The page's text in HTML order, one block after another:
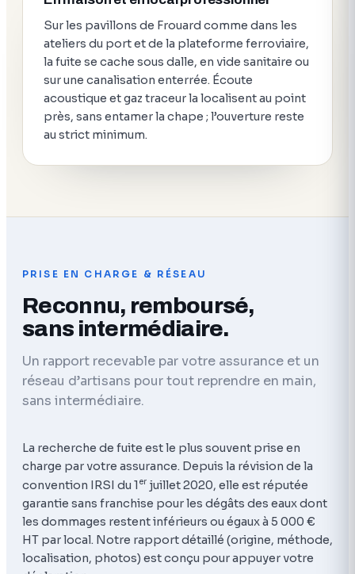
Sur les pavillons de Frouard comme dans les
ateliers du port et de la plateforme ferroviaire,
la fuite se cache sous dalle, en vide sanitaire ou
sur une canalisation enterrée. Écoute
acoustique et gaz traceur la localisent au point
près, sans entamer la chape ; l’ouverture reste
au strict minimum.
PRISE EN CHARGE & RÉSEAU
Reconnu, remboursé,
sans intermédiaire.
Un rapport recevable par votre assurance et un
réseau d’artisans pour tout reprendre en main,
sans intermédiaire.
La recherche de fuite est le plus souvent prise en
charge par votre assurance. Depuis la révision de la
convention IRSI du 1 er juillet 2020, elle est réputée
garantie sans franchise pour les dégâts des eaux dont
les dommages restent inférieurs ou égaux à 5 000 €
HT par local. Notre rapport détaillé (origine, méthode,
localisation, photos) est conçu pour appuyer votre